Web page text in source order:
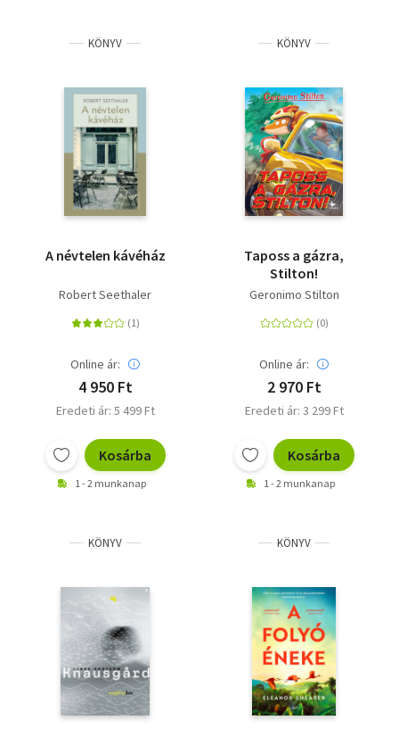
KÖNYV
A névtelen kávéház
Robert Seethaler
Online ár:
4 950 Ft
Eredeti ár: 5 499 Ft
Kosárba
1 - 2 munkanap
KÖNYV
Taposs a gázra,
Stilton!
Geronimo Stilton
Online ár:
2 970 Ft
Eredeti ár: 3 299 Ft
Kosárba
1 - 2 munkanap
KÖNYV KÖNYV